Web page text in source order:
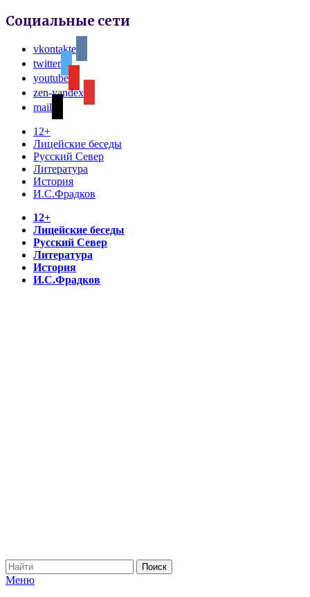
Социальные сети
vkontakte
twitter
youtube
zen-yandex
mail
12+
Лицейские беседы
Русский Север
Литература
История
И.С.Фрадков
12+
Лицейские беседы
Русский Север
Литература
История
И.С.Фрадков
Меню